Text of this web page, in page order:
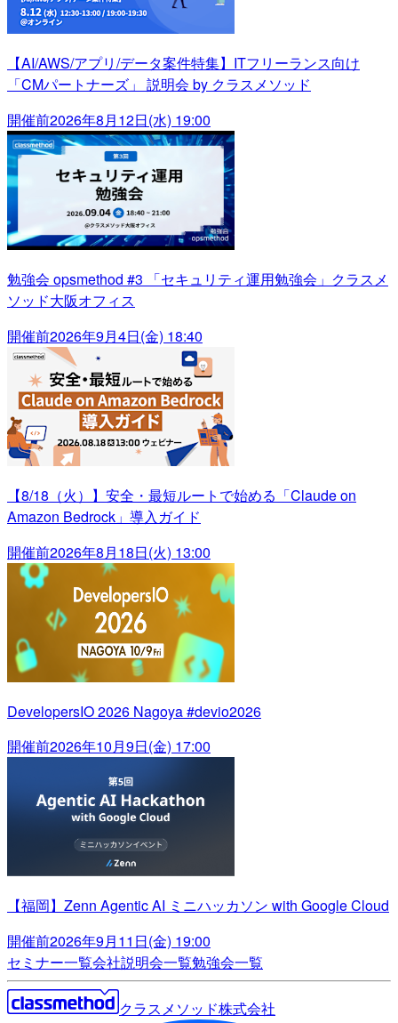
【AI/AWS/アプリ/データ案件特集】ITフリーランス向け
「CMパートナーズ」 説明会 by クラスメソッド
開催前2026年8月12日(水) 19:00
勉強会 opsmethod #3 「セキュリティ運用勉強会」クラスメ
ソッド大阪オフィス
開催前2026年9月4日(金) 18:40
【8/18（火）】安全・最短ルートで始める「Claude on
Amazon Bedrock」導入ガイド
開催前2026年8月18日(火) 13:00
DevelopersIO 2026 Nagoya #devio2026
開催前2026年10月9日(金) 17:00
【福岡】Zenn Agentic AI ミニハッカソン with Google Cloud
開催前2026年9月11日(金) 19:00
セミナー一覧会社説明会一覧勉強会一覧
クラスメソッド株式会社